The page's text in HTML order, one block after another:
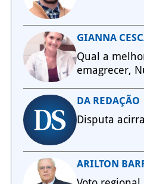
GIANNA
Qual a
emagrecer,
DA REDAÇÃO
Disputa
ARILTON